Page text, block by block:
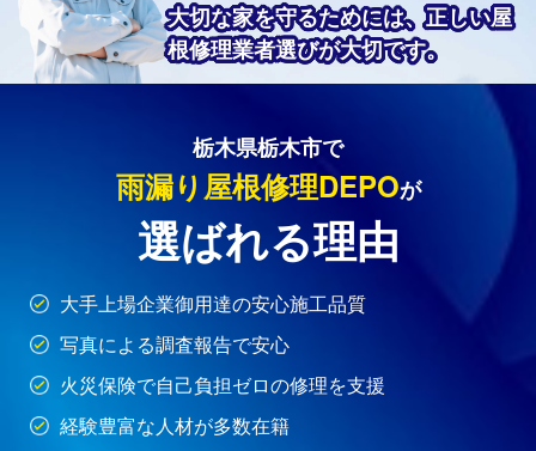
大切な家を守るためには、正しい屋
根修理業者選びが大切です。
栃木県栃木市で
雨漏り屋根修理DEPOが
選ばれる理由
大手上場企業御用達の安心施工品質
写真による調査報告で安心
火災保険で自己負担ゼロの修理を支援
経験豊富な人材が多数在籍